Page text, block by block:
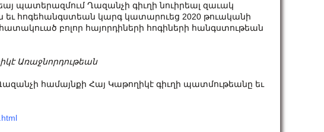
պատերազմում Ղազանչի գիւղի նուիրեալ զաւակ
եւ հոգեհանգստեան կարգ կատարուեց 2020 թուականի
բոլոր հայորդիների հոգիների հանգստութեան
Առաջնորդութեան
համայնքի Հայ Կաթողիկէ գիւղի պատմութեանը եւ